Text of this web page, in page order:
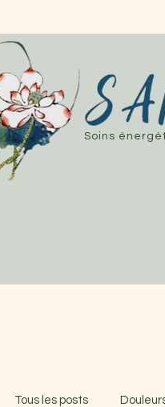
Soins
Tous les posts